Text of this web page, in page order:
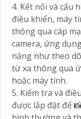
4. Kết nối và cấu
điều khiển, máy
thông qua cáp
camera, ứng
năng như theo
từ xa thông qua
hoặc máy tính.
5. Kiểm tra và
được lắp đặt để